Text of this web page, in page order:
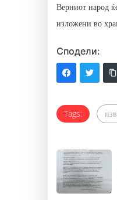
Верниот народ
изложени во
Сподели:
Tags: